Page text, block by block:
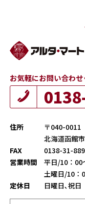
お気軽にお問い合わ
住所
〒040-0011
北海道函館
FAX
0138-31-
営業時間
平日/10：00
土曜日/10：
定休日
日曜日､祝日